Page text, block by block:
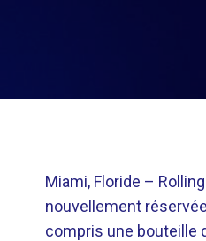
Miami, Floride –
nouvellement
compris une bouteille